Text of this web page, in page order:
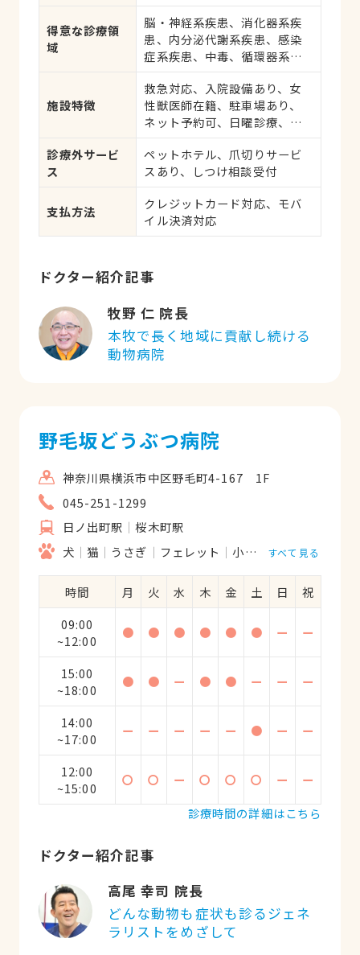
応、健康診断、各種検査、外
科手術
得意な診療領
域
脳・神経系疾患、消化器系疾
患、内分泌代謝系疾患、感染
症系疾患、中毒、循環器系疾
血液・免疫系疾患、耳系疾
患、寄生虫、心の病気、皮膚
系疾患、呼吸器系疾患、腎・
生殖器系疾患、腫瘍・がん、
アレルギー、歯と口腔系疾
施設特徴
救急対応、入院設備あり、女
性獣医師在籍、駐車場あり、
ネット予約可、日曜診療、英
診療外サービ
ス
ペットホテル、爪切りサービ
スあり、しつけ相談受付
支払方法
クレジットカード対応、モバ
イル決済対応
ドクター紹介記事
牧野 仁 院長
本牧で長く地域に貢献し続ける
動物病院
野毛坂どうぶつ病院
神奈川県横浜市中区野毛町4-167 1F
045-251-1299
日ノ出町駅
桜木町駅
犬
猫 うさぎ フェレット 小鳥 小動物
すべて見る
時間 月 火 水 木 金 土 日
祝
09:00
~12:00
● ● ● ● ● ● ー ー
15:00
~18:00
● ● ー ● ● ー ー ー
14:00
~17:00
ー ー ー ー ー ● ー ー
12:00
~15:00
〇 〇 ー 〇 〇 〇 ー
ー
診療時間の詳細はこちら
ドクター紹介記事
高尾 幸司 院長
どんな動物も症状も診るジェネ
ラリストをめざして